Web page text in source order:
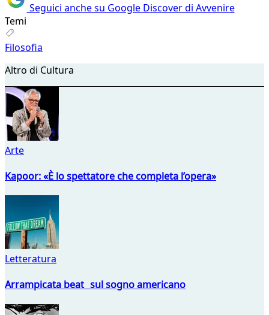
Seguici anche su Google Discover di Avvenire
Temi
Filosofia
Altro di Cultura
Arte
Kapoor: «È lo spettatore che completa l’opera»
Letteratura
Arrampicata beat sul sogno americano